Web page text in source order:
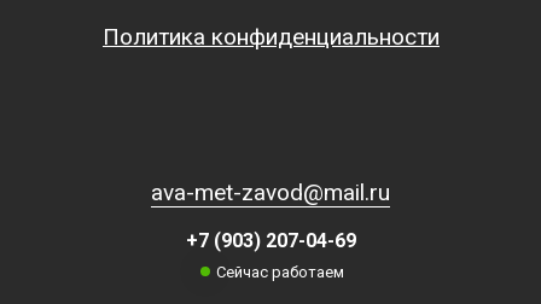
Сейчас работаем
Политика конфиденциальности
ava-met-zavod@mail.ru
+7 (903) 207-04-69